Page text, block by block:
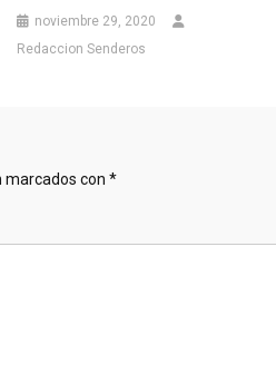
noviembre 29, 2020
Redaccion Senderos
marcados con *